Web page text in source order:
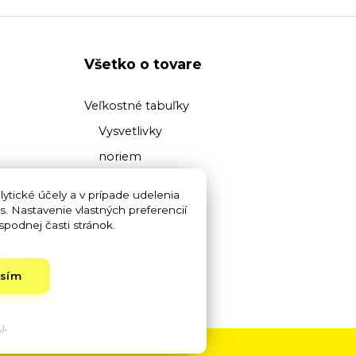
Všetko o tovare
Veľkostné tabuľky
Vysvetlivky
noriem
materiálov
účely a v prípade udelenia
Nastavenie vlastných preferencií
časti stránok.